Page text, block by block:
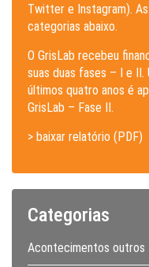
Twitter e Instagram).
categorias abaixo.
O GrisLab recebeu
suas duas fases – I e II.
últimos quatro anos é
GrisLab – Fase II.
> baixar relatório (PDF)
Categorias
Acontecimentos outros